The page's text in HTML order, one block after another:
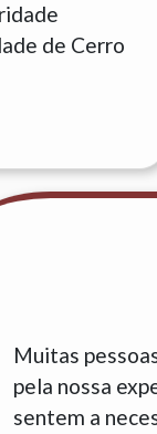
de Cerro
Muitas
pela nossa
sentem a